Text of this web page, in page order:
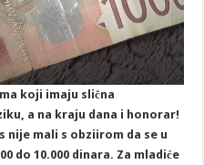
koji imaju slična
a na kraju dana i honorar!
nije mali s obziirom da se u
do 10.000 dinara. Za mladiće